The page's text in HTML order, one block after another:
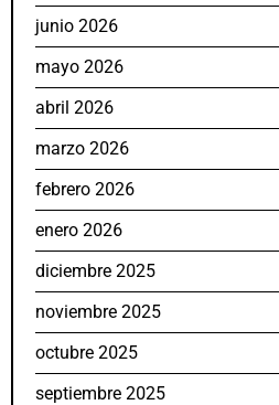
junio 2026
mayo 2026
abril 2026
marzo 2026
febrero 2026
enero 2026
diciembre 2025
noviembre 2025
octubre 2025
septiembre 2025